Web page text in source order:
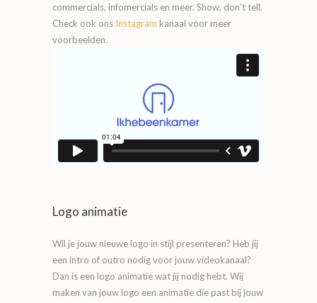
commercials, infomercials en meer. Show, don’t tell.
Check ook ons Instagram kanaal voor meer
voorbeelden.
Logo animatie
Wil je jouw nieuwe logo in stijl presenteren? Heb jij
een intro of outro nodig voor jouw videokanaal?
Dan is een logo animatie wat jij nodig hebt. Wij
maken van jouw logo een animatie die past bij jouw